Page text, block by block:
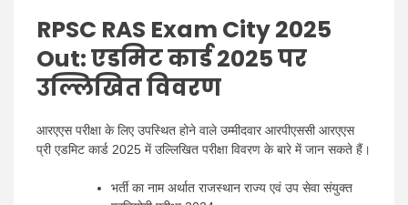
RPSC RAS Exam City 2025
Out:एडमिट कार्ड 2025 पर
उल्लिखित विवरण
आरएएस परीक्षा के लिए उपस्थित होने वाले उम्मीदवार आरपीएससी आरएएस
प्री एडमिट कार्ड 2025 में उल्लिखित परीक्षा विवरण के बारे में जान सकते हैं।
भर्ती का नाम अर्थात राजस्थान राज्य एवं उप सेवा संयुक्त